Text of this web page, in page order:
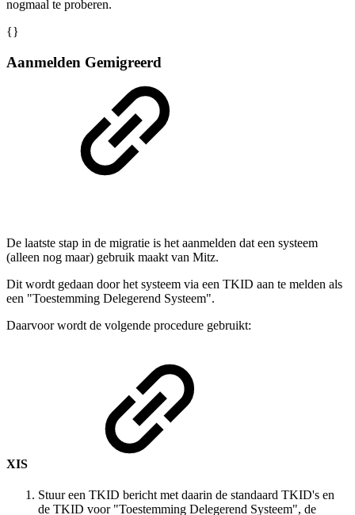
nogmaal te proberen.
{}
Aanmelden Gemigreerd
De laatste stap in de migratie is het aanmelden dat een systeem
(alleen nog maar) gebruik maakt van Mitz.
Dit wordt gedaan door het systeem via een TKID aan te melden als
een "Toestemming Delegerend Systeem".
Daarvoor wordt de volgende procedure gebruikt:
XIS
Stuur een TKID bericht met daarin de standaard TKID's en
de TKID voor "Toestemming Delegerend Systeem", de